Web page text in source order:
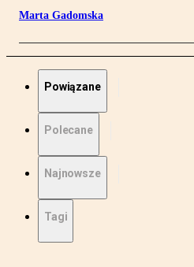
Marta Gadomska
Powiązane
Polecane
Najnowsze
Tagi